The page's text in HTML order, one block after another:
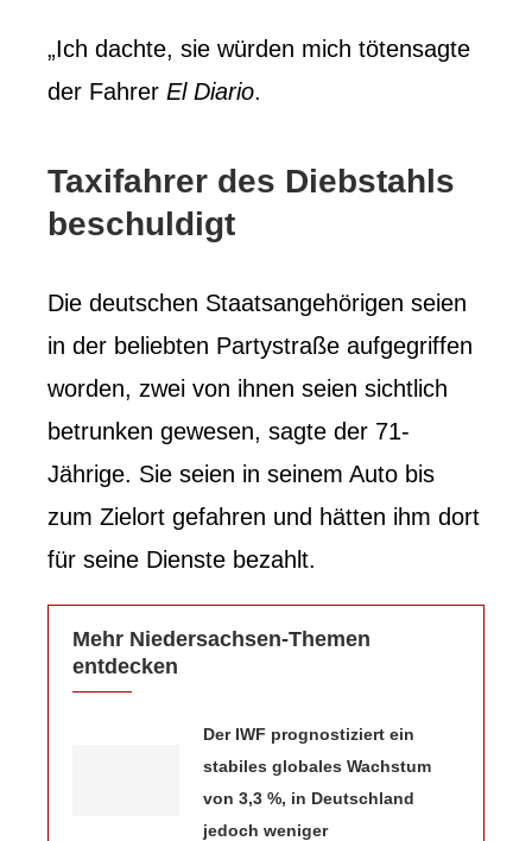
„Ich dachte, sie würden mich tötensagte
der Fahrer El Diario.
Taxifahrer des Diebstahls
beschuldigt
Die deutschen Staatsangehörigen seien
in der beliebten Partystraße aufgegriffen
worden, zwei von ihnen seien sichtlich
betrunken gewesen, sagte der 71-
Jährige. Sie seien in seinem Auto bis
zum Zielort gefahren und hätten ihm dort
für seine Dienste bezahlt.
Mehr Niedersachsen-Themen
entdecken
Der IWF prognostiziert ein
stabiles globales Wachstum
von 3,3 %, in Deutschland
jedoch weniger